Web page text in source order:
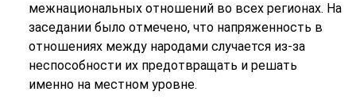
межнациональных отношений во всех регионах. На
заседании было отмечено, что напряженность в
отношениях между народами случается из-за
неспособности их предотвращать и решать
именно на местном уровне.